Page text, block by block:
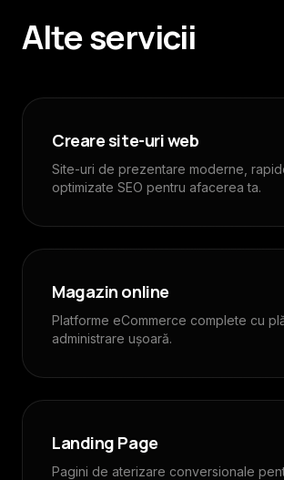
Alte servicii
Creare site-uri web
Site-uri de prezentare moderne,
optimizate SEO pentru afacerea ta.
Magazin online
Platforme eCommerce complete cu
administrare ușoară.
Landing Page
Pagini de aterizare conversionale